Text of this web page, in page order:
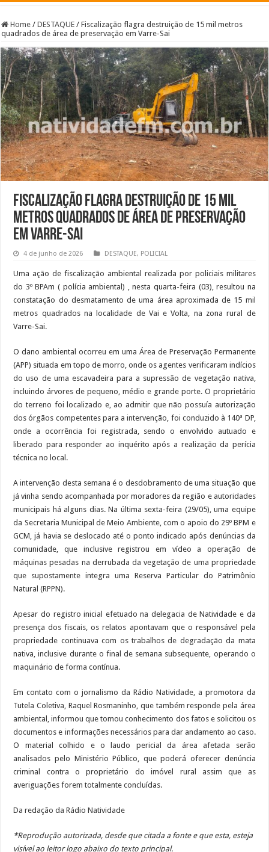
Home / DESTAQUE / Fiscalização flagra destruição de 15 mil metros
quadrados de área de preservação em Varre-Sai
Fiscalização flagra destruição de 15 mil
metros quadrados de área de preservação
em Varre-Sai
4 de junho de 2026 DESTAQUE, POLICIAL
Uma ação de fiscalização ambiental realizada por policiais militares
do 3º BPAm ( polícia ambiental) , nesta quarta-feira (03), resultou na
constatação do desmatamento de uma área aproximada de 15 mil
metros quadrados na localidade de Vai e Volta, na zona rural de
Varre-Sai.
O dano ambiental ocorreu em uma Área de Preservação Permanente
(APP) situada em topo de morro, onde os agentes verificaram indícios
do uso de uma escavadeira para a supressão de vegetação nativa,
incluindo árvores de pequeno, médio e grande porte. O proprietário
do terreno foi localizado e, ao admitir que não possuía autorização
dos órgãos competentes para a intervenção, foi conduzido à 140ª DP,
onde a ocorrência foi registrada, sendo o envolvido autuado e
liberado para responder ao inquérito após a realização da perícia
técnica no local.
A intervenção desta semana é o desdobramento de uma situação que
já vinha sendo acompanhada por moradores da região e autoridades
municipais há alguns dias. Na última sexta-feira (29/05), uma equipe
da Secretaria Municipal de Meio Ambiente, com o apoio do 29º BPM e
GCM, já havia se deslocado até o ponto indicado após denúncias da
comunidade, que inclusive registrou em vídeo a operação de
máquinas pesadas na derrubada da vegetação de uma propriedade
que supostamente integra uma Reserva Particular do Patrimônio
Natural (RPPN).
Apesar do registro inicial efetuado na delegacia de Natividade e da
presença dos fiscais, os relatos apontavam que o responsável pela
propriedade continuava com os trabalhos de degradação da mata
nativa, inclusive durante o final de semana subsequente, operando o
maquinário de forma contínua.
Em contato com o jornalismo da Rádio Natividade, a promotora da
Tutela Coletiva, Raquel Rosmaninho, que também responde pela área
ambiental, informou que tomou conhecimento dos fatos e solicitou os
documentos e informações necessários para dar andamento ao caso.
O material colhido e o laudo pericial da área afetada serão
analisados pelo Ministério Público, que poderá oferecer denúncia
criminal contra o proprietário do imóvel rural assim que as
averiguações forem totalmente concluídas.
Da redação da Rádio Natividade
*Reprodução autorizada, desde que citada a fonte e que esta, esteja
visível ao leitor logo abaixo do texto principal.